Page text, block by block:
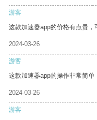
游客
这款加速器app的价格有点贵，
2024-03-26
游客
这款加速器app的操作非常简单
2024-03-26
游客